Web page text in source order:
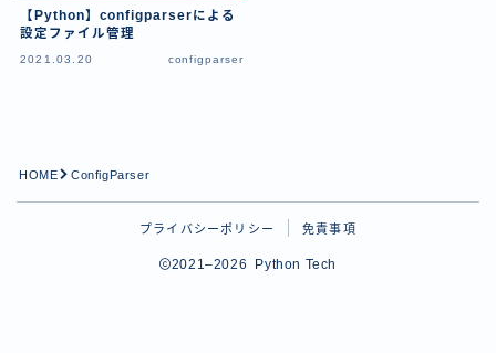
画像処理
生成AI
tips Pythonのtipsに関する記事用のカテゴリー
【Python】configparserによる
設定ファイル管理
2021.03.20 configparser
HOME ConfigParser
プライバシーポリシー 免責事項
2021–2026 Python Tech